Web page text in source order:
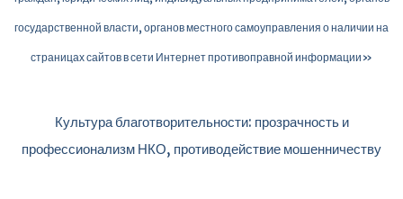
государственной власти, органов местного самоуправления о наличии на
страницах сайтов в сети Интернет противоправной информации»
Культура благотворительности: прозрачность и
профессионализм НКО, противодействие мошенничеству